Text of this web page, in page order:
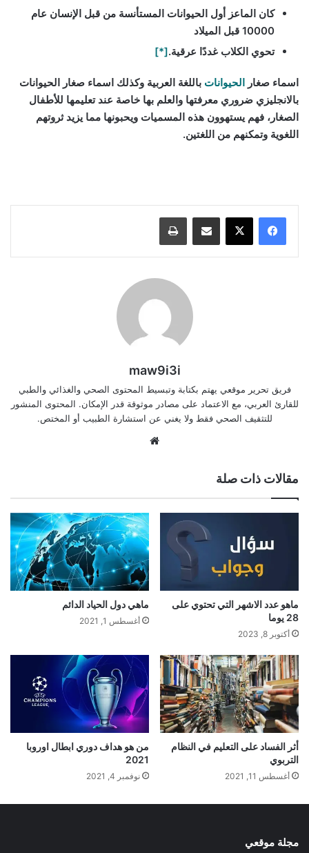
كان الماعز أول الحيوانات المستأنسة من قبل الإنسان عام
10000 قبل الميلاد
تحوي الكلاب غددًا عرقية.[*]
اسماء صغار الحيوانات باللغة العربية وكذلك اسماء صغار الحيوانات
بالانجليزي ضروري معرفتها والعلم بها خاصة عند تعليمها للأطفال
الصغار، فهم يستهوون هذه المسميات ويحبونها مما يزيد ثروتهم
اللغوية وتمكنهم من اللغتين.
مشاركة عبر البريد طباعة
maw9i3i
فريق تحرير موقعي يهتم بكتابة وتبسيط المحتوى الصحي والغذائي والطبي
للقارئ العربي، مع الاعتماد على مصادر موثوقة قدر الإمكان. المحتوى المنشور
للتثقيف الصحي فقط ولا يغني عن استشارة الطبيب أو المختص.
مقالات ذات صلة
ماهو عدد الاشهر التي تحتوي على
28 يوما
أكتوبر 8, 2023
ماهي دول الحياد الدائم
أغسطس 1, 2021
أثر الفساد على التعليم في النظام
التربوي
أغسطس 11, 2021
من هو هداف دوري ابطال اوروبا
2021
نوفمبر 4, 2021
مجلة موقعي